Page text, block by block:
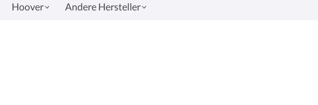
Hoover Andere Hersteller